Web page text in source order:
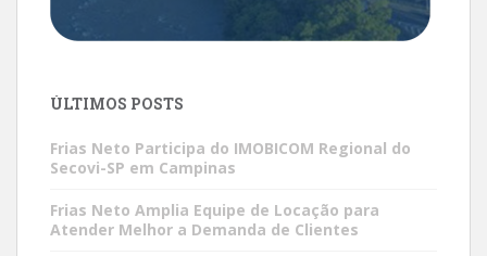
ÚLTIMOS POSTS
Frias Neto Participa do IMOBICOM Regional do
Secovi-SP em Campinas
Frias Neto Amplia Equipe de Locação para
Atender Melhor a Demanda de Clientes